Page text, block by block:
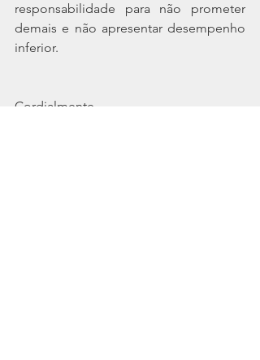
responsabilidade para não prometer
demais e não apresentar desempenho
inferior.
Cordialmente,